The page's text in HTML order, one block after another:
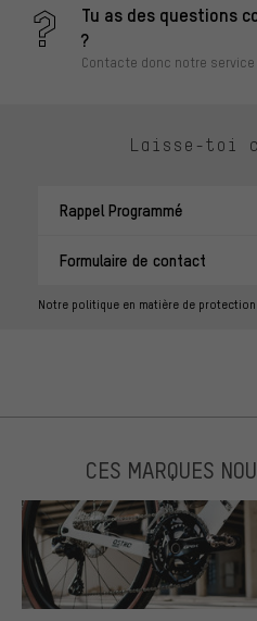
Tu as des questions
?
Contacte donc notre
Laisse-toi
Rappel Programmé
Formulaire de contact
Notre politique en matière de protection
CES MARQUES